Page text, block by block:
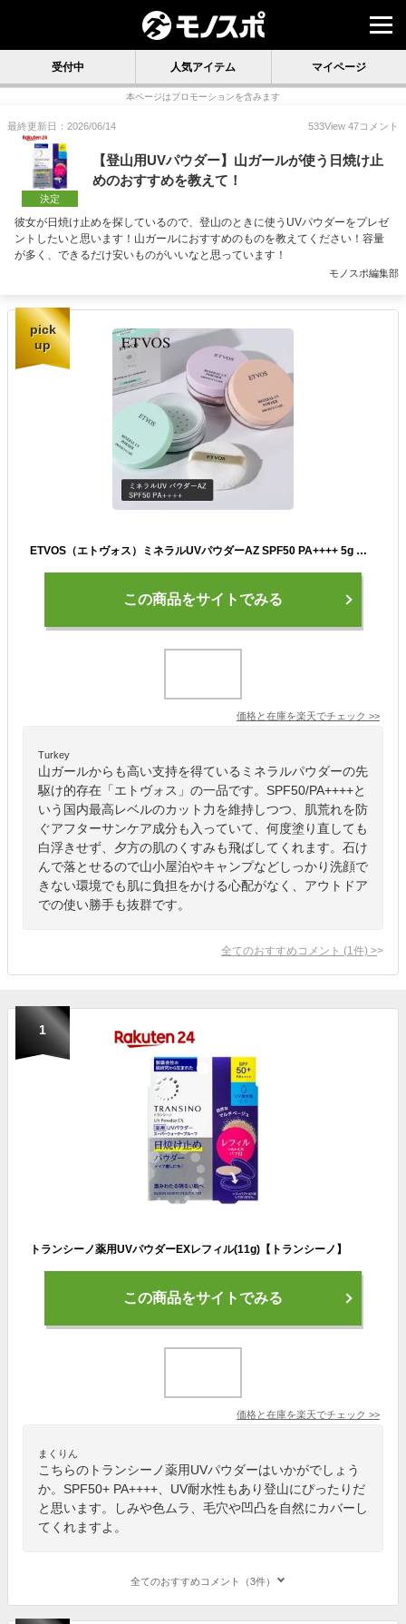
受付中 人気アイテム マイページ
本ページはプロモーションを含みます
最終更新日：2026/06/14 533View 47コメント
決定
【登山用UVパウダー】山ガールが使う日焼け止
めのおすすめを教えて！
彼女が日焼け止めを探しているので、登山のときに使うUVパウダーをプレゼ
ントしたいと思います！山ガールにおすすめのものを教えてください！容量
が多く、できるだけ安いものがいいなと思っています！
モノスポ編集部
pick
up
ETVOS（エトヴォス）ミネラルUVパウダーAZ SPF50 PA++++ 5g メイクアップ 日焼け止め UVパウダー フェイスパウダー カラーパウダー マット ツヤ 保湿 敏感肌 乾燥肌 透明感 石鹸オフ
この商品をサイトでみる
価格と在庫を楽天でチェック >>
Turkey
山ガールからも高い支持を得ているミネラルパウダーの先
駆け的存在「エトヴォス」の一品です。SPF50/PA++++と
いう国内最高レベルのカット力を維持しつつ、肌荒れを防
ぐアフターサンケア成分も入っていて、何度塗り直しても
白浮きせず、夕方の肌のくすみも飛ばしてくれます。石け
んで落とせるので山小屋泊やキャンプなどしっかり洗顔で
きない環境でも肌に負担をかける心配がなく、アウトドア
での使い勝手も抜群です。
全てのおすすめコメント (1 件) >
1
トランシーノ薬用UVパウダーEXレフィル(11g)【トランシーノ】
この商品をサイトでみる
価格と在庫を楽天でチェック >>
まくりん
こちらのトランシーノ薬用UVパウダーはいかがでしょう
か。SPF50+ PA++++、UV耐水性もあり登山にぴったりだ
と思います。しみや色ムラ、毛穴や凹凸を自然にカバーし
てくれますよ。
全てのおすすめコメント（3件）